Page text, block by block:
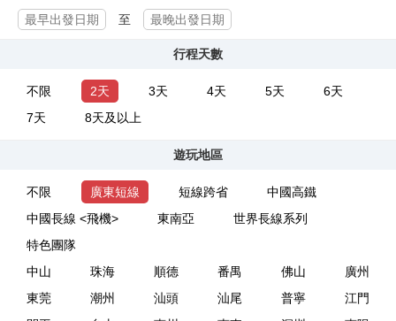
至
行程天數
不限 2天 3天 4天 5天
6天
7天
8天及以上
遊玩地區
不限 廣東短線 短線跨省
中國高鐵
中國長線 <飛機>
東南亞
世界長線系列
特色團隊
中山
珠海 順德 番禺 佛山
廣州
東莞
潮州 汕頭 汕尾 普寧
江門